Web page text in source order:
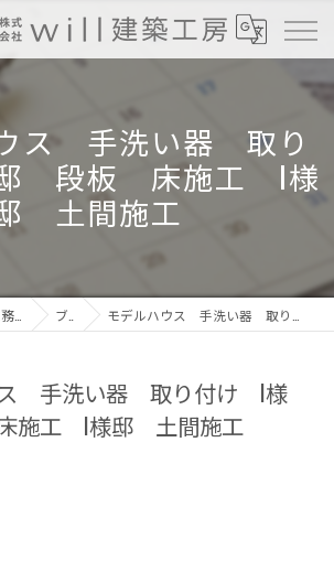
ス 手洗い器 取り
段板 床施工 I様
土間施工
ブログ モデルハウス 手洗い器 取り付け I様邸 段板 床施工 I様邸 土間施工
ス 手洗い器 取り付け I様
工 I様邸 土間施工